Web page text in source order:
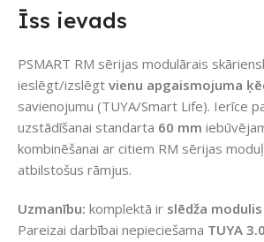
Īss ievads
PSMART RM sērijas modulārais
ieslēgt/izslēgt vienu apgaismojuma
savienojumu (TUYA/Smart Life). Ierīce
uzstādīšanai standarta 60 mm
kombinēšanai ar citiem RM sērijas
atbilstošus rāmjus.
Uzmanību: komplektā ir slēdža
Pareizai darbībai nepieciešama TUYA